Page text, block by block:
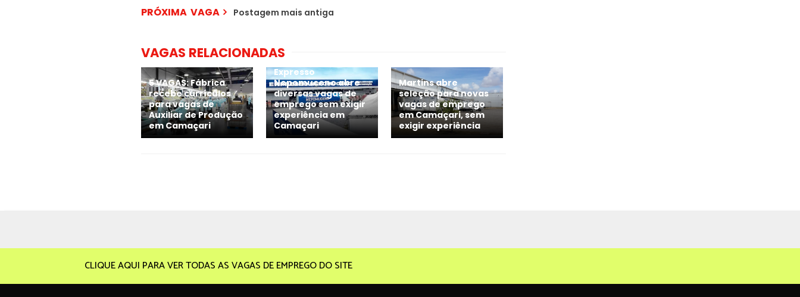
PRÓXIMA VAGA Postagem mais antiga
VAGAS RELACIONADAS
5 VAGAS: Fábrica
recebe currículos
para vagas de
Auxiliar de Produção
em Camaçari
Expresso
Nepomuceno abre
diversas vagas de
emprego sem exigir
experiência em
Camaçari
Martins abre
seleção para novas
vagas de emprego
em Camaçari, sem
exigir experiência
CLIQUE AQUI PARA VER TODAS AS VAGAS DE EMPREGO DO SITE